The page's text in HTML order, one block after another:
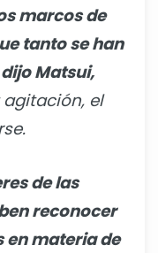
marcos de
tanto se han
Matsui,
el
de las
reconocer
en materia de